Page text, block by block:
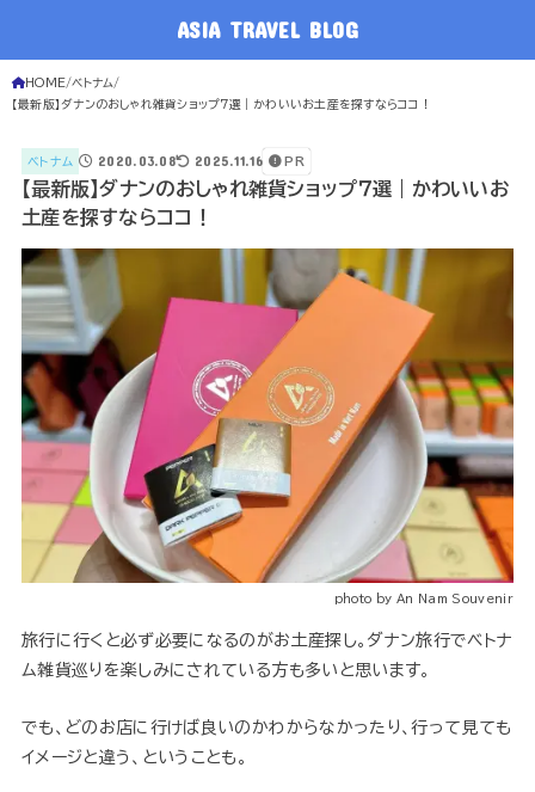
ASIA TRAVEL BLOG
HOME ベトナム
【最新版】ダナンのおしゃれ雑貨ショップ７選｜かわいいお土産を探すならココ！
ベトナム 2020.03.08 2025.11.16 PR
【最新版】ダナンのおしゃれ雑貨ショップ７選｜かわいいお
土産を探すならココ！
photo by An Nam Souvenir
旅行に行くと必ず必要になるのがお土産探し。ダナン旅行でベトナ
ム雑貨巡りを楽しみにされている方も多いと思います。
でも、どのお店に行けば良いのかわからなかったり、行って見ても
イメージと違う、ということも。